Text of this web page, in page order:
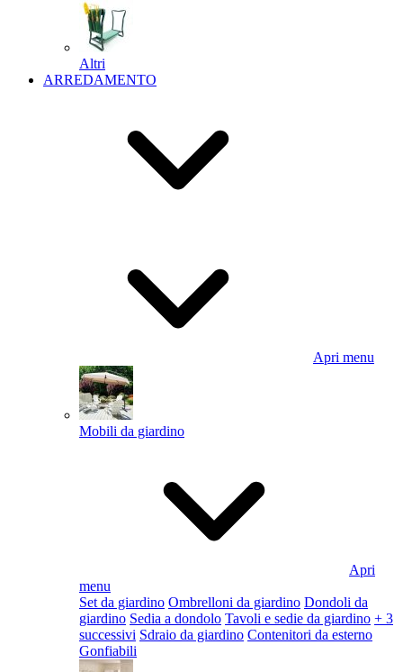
Altri
ARREDAMENTO
Apri menu
Mobili da giardino
Apri
menu
Set da giardino Ombrelloni da giardino Dondoli da
giardino Sedia a dondolo Tavoli e sedie da giardino + 3
successivi Sdraio da giardino Contenitori da esterno
Gonfiabili